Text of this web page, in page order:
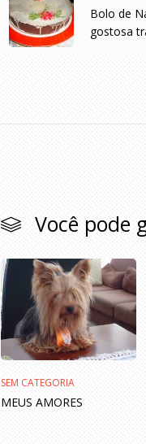
Bolo de
gostosa
Você pode
SEM CATEGORIA
MEUS AMORES